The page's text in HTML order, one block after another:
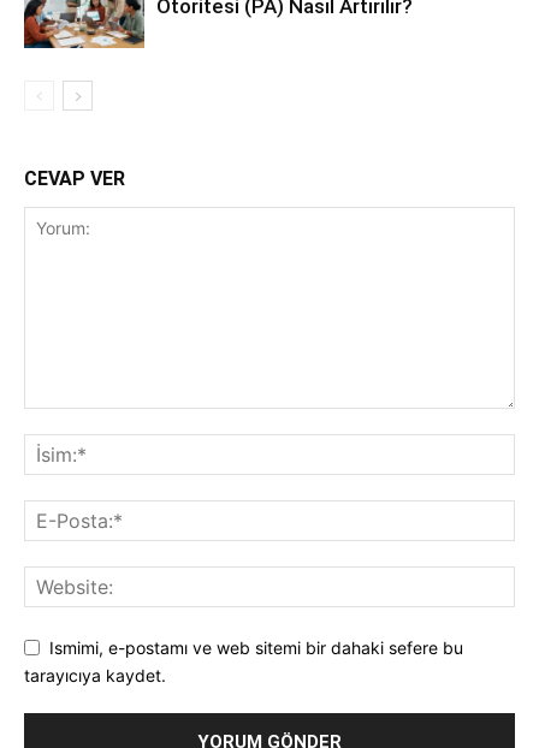
Otoritesi (PA) Nasıl Artırılır?
CEVAP VER
Ismimi, e-postamı ve web sitemi bir dahaki sefere bu
tarayıcıya kaydet.